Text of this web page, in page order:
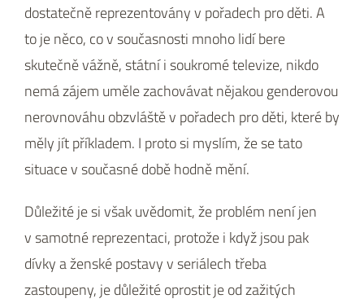
dostatečně reprezentovány v pořadech pro děti. A
to je něco, co v současnosti mnoho lidí bere
skutečně vážně, státní i soukromé televize, nikdo
nemá zájem uměle zachovávat nějakou genderovou
nerovnováhu obzvláště v pořadech pro děti, které by
měly jít příkladem. I proto si myslím, že se tato
situace v současné době hodně mění.
Důležité je si však uvědomit, že problém není jen
v samotné reprezentaci, protože i když jsou pak
dívky a ženské postavy v seriálech třeba
zastoupeny, je důležité oprostit je od zažitých